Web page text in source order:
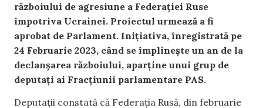
războiului de agresiune a Federației Ruse
împotriva Ucrainei. Proiectul urmează a fi
aprobat de Parlament. Inițiativa, înregistrată pe
24 Februarie 2023, când se împlinește un an de la
declanșarea războiului, aparține unui grup de
deputați ai Fracțiunii parlamentare PAS.
Deputații constată că Federația Rusă, din februarie